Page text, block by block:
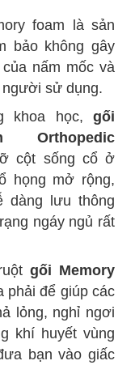
foam là sản
bảo không gây
nấm mốc và
người sử dụng.
khoa học, gối
Orthopedic
cột sống cổ ở
họng mở rộng,
dàng lưu thông
ngáy ngủ rất
gối Memory
phải để giúp các
lỏng, nghỉ ngơi
khí huyết vùng
bạn vào giấc